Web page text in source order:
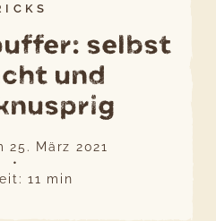
selbst
und
25. März 2021
•
11 min